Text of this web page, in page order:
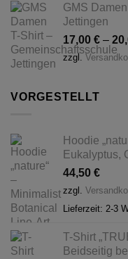
GMS
Jettingen
17,00 € –
zzgl.
VORGESTELLT
Hoodie
Eukalyptus,
44,50 €
zzgl.
Lieferzeit: 2-3
T-Shirt
Beidseitig